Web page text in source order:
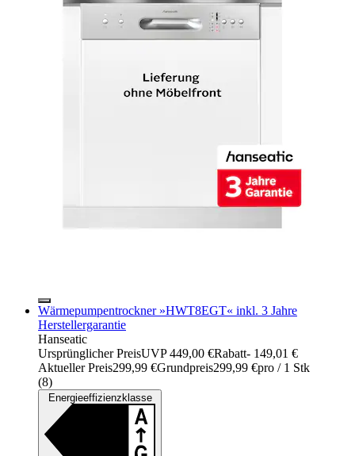
Wärmepumpentrockner »HWT8EGT« inkl. 3 Jahre
Herstellergarantie
Hanseatic
Ursprünglicher PreisUVP 449,00 €Rabatt- 149,01 €
Aktueller Preis299,99 €Grundpreis299,99 €pro / 1 Stk
(8)
Energieeffizienzklasse